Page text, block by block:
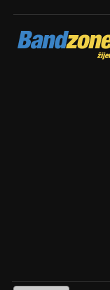
Bandzone.cz
žijeme hudbou